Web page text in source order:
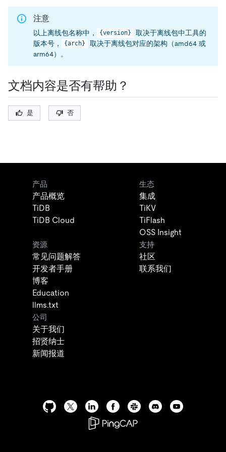
注意
以上离线包名称中， {version}
取决于离线包中工具的
版本号，
{arch}
取决于离线包对应的架构（amd64 或
arm64）。
文档内容是否有帮助？
是 否
产品
产品概览
TiDB
TiDB Cloud
生态
集成
TiKV
TiFlash
OSS Insight
资源
常见问题解答
开发者手册
博客
Education
llms.txt
支持
社区
联系我们
公司
关于我们
招贤纳士
新闻报道